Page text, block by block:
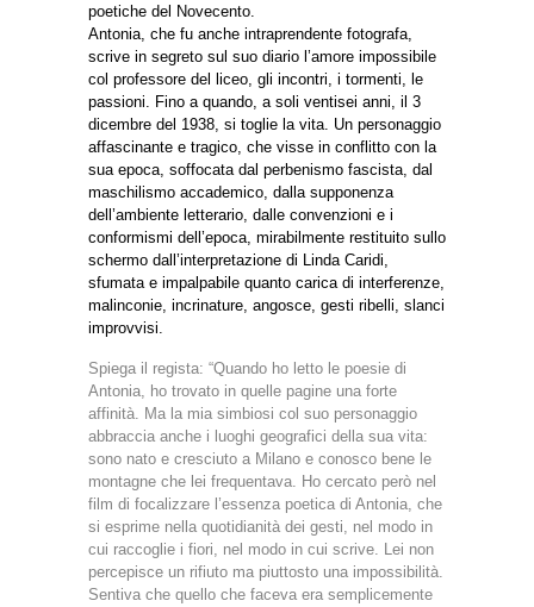
poetiche del Novecento.
Antonia, che fu anche intraprendente fotografa,
scrive in segreto sul suo diario l’amore impossibile
col professore del liceo, gli incontri, i tormenti, le
passioni. Fino a quando, a soli ventisei anni, il 3
dicembre del 1938, si toglie la vita. Un personaggio
affascinante e tragico, che visse in conflitto con la
sua epoca, soffocata dal perbenismo fascista, dal
maschilismo accademico, dalla supponenza
dell’ambiente letterario, dalle convenzioni e i
conformismi dell’epoca, mirabilmente restituito sullo
schermo dall’interpretazione di Linda Caridi,
sfumata e impalpabile quanto carica di interferenze,
malinconie, incrinature, angosce, gesti ribelli, slanci
improvvisi.
Spiega il regista: “Quando ho letto le poesie di
Antonia, ho trovato in quelle pagine una forte
affinità. Ma la mia simbiosi col suo personaggio
abbraccia anche i luoghi geografici della sua vita:
sono nato e cresciuto a Milano e conosco bene le
montagne che lei frequentava. Ho cercato però nel
film di focalizzare l’essenza poetica di Antonia, che
si esprime nella quotidianità dei gesti, nel modo in
cui raccoglie i fiori, nel modo in cui scrive. Lei non
percepisce un rifiuto ma piuttosto una impossibilità.
Sentiva che quello che faceva era semplicemente